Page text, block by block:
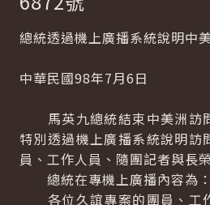
總統透過機上廣播系統說明中
中華民國98年7月6日
馬英九總統結束中美洲訪
特別透過機上廣播系統說明訪
員、工作人員、隨團記者與長
總統在專機上廣播內容為：
各位久誼專案的團員、工